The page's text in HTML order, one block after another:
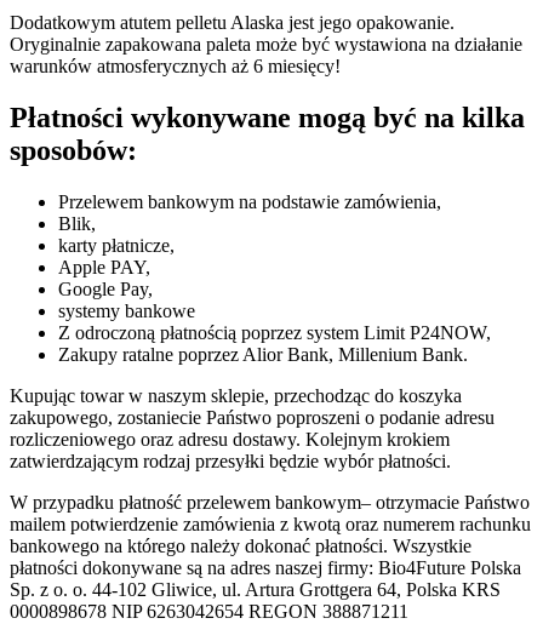
Dodatkowym atutem pelletu Alaska jest jego opakowanie.
Oryginalnie zapakowana paleta może być wystawiona na działanie
warunków atmosferycznych aż 6 miesięcy!
Płatności wykonywane mogą być na kilka
sposobów:
Przelewem bankowym na podstawie zamówienia,
Blik,
karty płatnicze,
Apple PAY,
Google Pay,
systemy bankowe
Z odroczoną płatnością poprzez system Limit P24NOW,
Zakupy ratalne poprzez Alior Bank, Millenium Bank.
Kupując towar w naszym sklepie, przechodząc do koszyka
zakupowego, zostaniecie Państwo poproszeni o podanie adresu
rozliczeniowego oraz adresu dostawy. Kolejnym krokiem
zatwierdzającym rodzaj przesyłki będzie wybór płatności.
W przypadku płatność przelewem bankowym– otrzymacie Państwo
mailem potwierdzenie zamówienia z kwotą oraz numerem rachunku
bankowego na którego należy dokonać płatności. Wszystkie
płatności dokonywane są na adres naszej firmy: Bio4Future Polska
Sp. z o. o. 44-102 Gliwice, ul. Artura Grottgera 64, Polska KRS
0000898678 NIP 6263042654 REGON 388871211